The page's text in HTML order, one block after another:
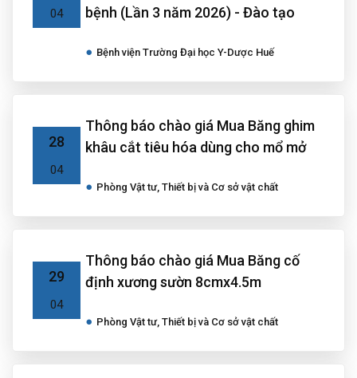
04
bệnh (Lần 3 năm 2026) - Đào tạo
Bệnh viện Trường Đại học Y-Dược Huế
28
04
Thông báo chào giá Mua Băng ghim
khâu cắt tiêu hóa dùng cho mổ mở
Phòng Vật tư, Thiết bị và Cơ sở vật chất
29
04
Thông báo chào giá Mua Băng cố
định xương sườn 8cmx4.5m
Phòng Vật tư, Thiết bị và Cơ sở vật chất